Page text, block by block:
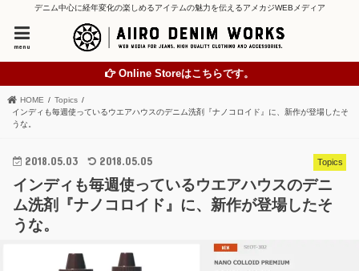
デニム中心に経年変化の楽しめるアイテムの魅力を伝えるアメカジWEBメディア
menu
Online Storeはこちらです。
HOME
Topics
インディも毎週使っているウエアハウスのデニム洗剤『ナノコロイド』に、新作が登場したそ
うな。
Topics
2018.05.03 2018.05.05
インディも毎週使っているウエアハウスのデニ
ム洗剤『ナノコロイド』に、新作が登場したそ
うな。